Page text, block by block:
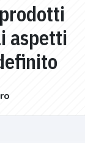
aspetti